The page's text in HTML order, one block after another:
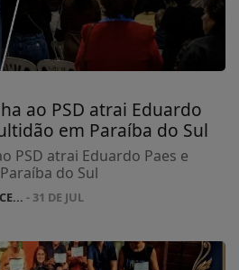
ao PSD atrai Eduardo
em Paraíba do Sul
PSD atrai Eduardo Paes e
do Sul
- 31 DE JUL